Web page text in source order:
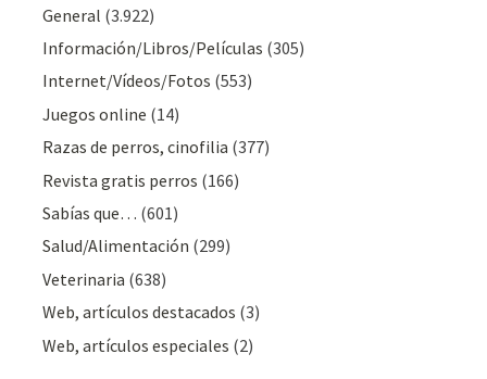
General (3.922)
Información/Libros/Películas (305)
Internet/Vídeos/Fotos (553)
Juegos online (14)
Razas de perros, cinofilia (377)
Revista gratis perros (166)
Sabías que… (601)
Salud/Alimentación (299)
Veterinaria (638)
Web, artículos destacados (3)
Web, artículos especiales (2)